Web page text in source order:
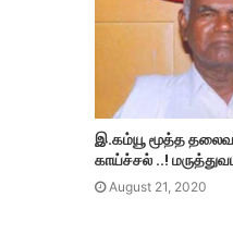
இ.கம்யூ மூத்த
காய்ச்சல் ..!
August 21, 2020